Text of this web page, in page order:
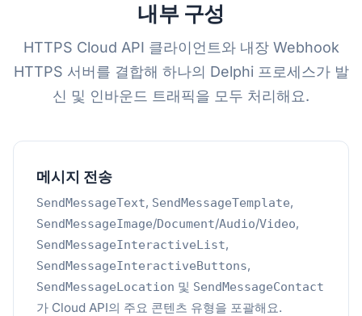
내부 구성
HTTPS Cloud API 클라이언트와 내장 Webhook
HTTPS 서버를 결합해 하나의 Delphi 프로세스가 발
신 및 인바운드 트래픽을 모두 처리해요.
메시지 전송
SendMessageText, SendMessageTemplate,
SendMessageImage/Document/Audio/Video,
SendMessageInteractiveList,
SendMessageInteractiveButtons,
SendMessageLocation 및 SendMessageContact
가 Cloud API의 주요 콘텐츠 유형을 포괄해요.